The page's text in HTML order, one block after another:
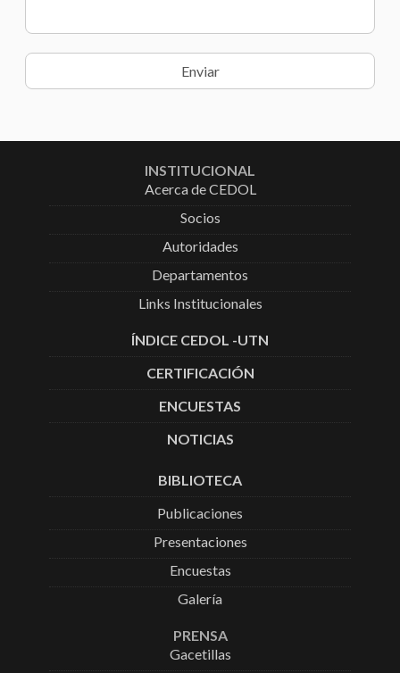
INSTITUCIONAL
Acerca de CEDOL
Socios
Autoridades
Departamentos
Links Institucionales
ÍNDICE CEDOL -UTN
CERTIFICACIÓN
ENCUESTAS
NOTICIAS
BIBLIOTECA
Publicaciones
Presentaciones
Encuestas
Galería
PRENSA
Gacetillas